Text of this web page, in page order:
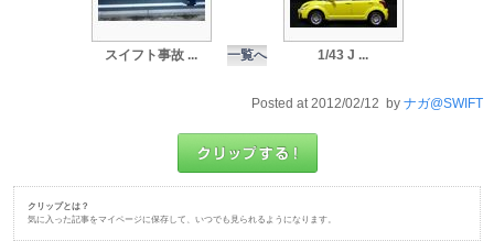
スイフト事故 ... 一覧へ 1/43 J ...
Posted at 2012/02/12 by ナガ@SWIFT
クリップとは？
気に入った記事をマイページに保存して、いつでも見られるようになります。